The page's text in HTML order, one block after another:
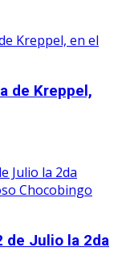
de Kreppel,
de Julio la 2da